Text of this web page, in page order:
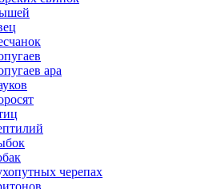
ара
черепах